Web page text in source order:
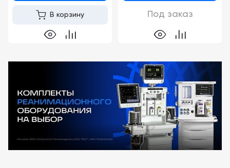
В корзину Под заказ